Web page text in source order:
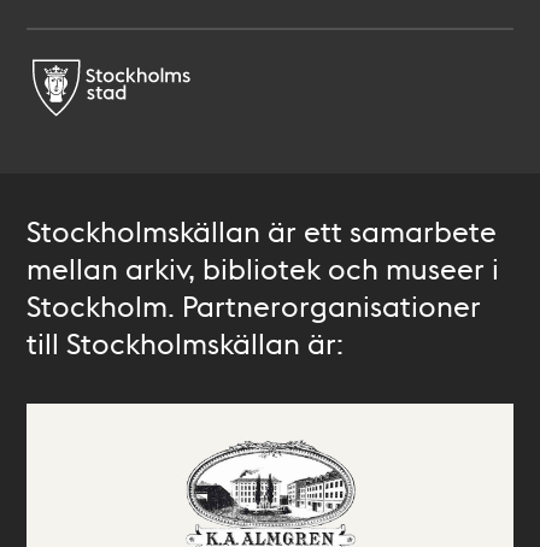
Stockholmskällan är ett samarbete
mellan arkiv, bibliotek och museer i
Stockholm. Partnerorganisationer
till Stockholmskällan är: